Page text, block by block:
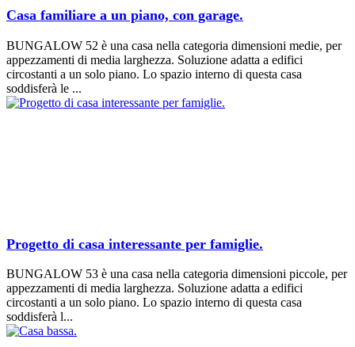
Casa familiare a un piano, con garage.
BUNGALOW 52 è una casa nella categoria dimensioni medie, per
appezzamenti di media larghezza. Soluzione adatta a edifici
circostanti a un solo piano. Lo spazio interno di questa casa
soddisferà le ...
Progetto di casa interessante per famiglie.
BUNGALOW 53 è una casa nella categoria dimensioni piccole, per
appezzamenti di media larghezza. Soluzione adatta a edifici
circostanti a un solo piano. Lo spazio interno di questa casa
soddisferà l...